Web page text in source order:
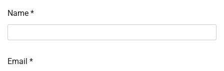
Name *
Email *